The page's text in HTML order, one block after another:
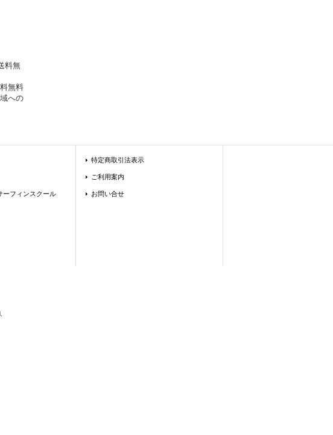
料無
無料
への
ーフィンスクール
特定商取引法表示
ご利用案内
お問い合せ